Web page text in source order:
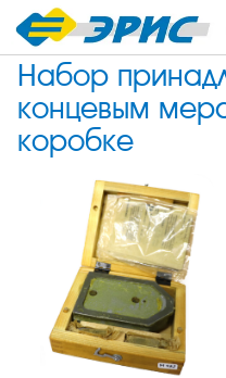
Набор
концевым
коробке